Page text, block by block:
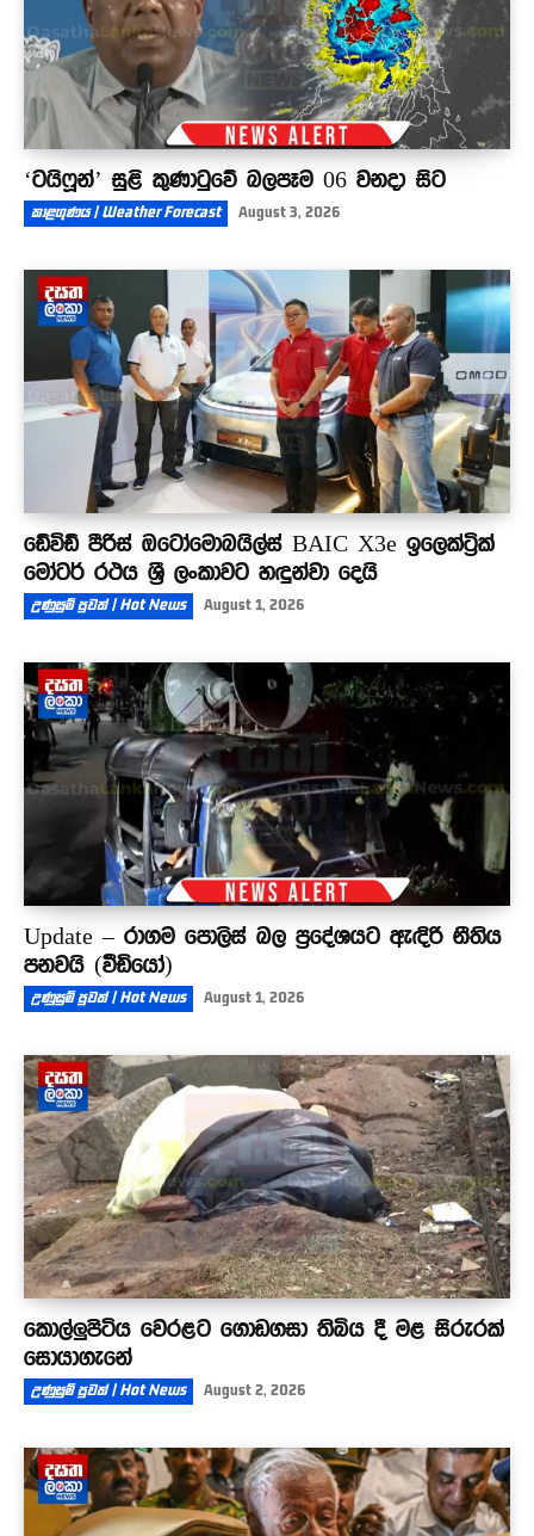
‘ටයිෆූන්’ සුළි කුණාටුවේ බලපෑම 06 වනදා සිට
කාළගුණය | Weather Forecast August 3, 2026
ඩේවිඩ් පීරිස් ඔටෝමොබයිල්ස් BAIC X3e ඉලෙක්ට්‍රික්
මෝටර් රථය ශ්‍රී ලංකාවට හඳුන්වා දෙයි
උණුසුම් පුවත් | Hot News August 1, 2026
Update – රාගම පොලිස් බල ප්‍රදේශයට ඇඳිරි නීතිය
පනවයි (වීඩියෝ)
උණුසුම් පුවත් | Hot News August 1, 2026
කොල්ලුපිටිය වෙරළට ගොඩගසා තිබිය දී මළ සිරුරක්
සොයාගැනේ
උණුසුම් පුවත් | Hot News August 2, 2026